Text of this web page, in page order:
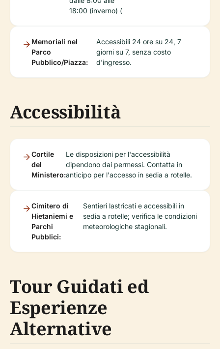
18:00 (inverno) (
Memoriali nel
Parco
Pubblico/Piazza:
Accessibili 24 ore su 24, 7
giorni su 7, senza costo
d'ingresso.
Accessibilità
Cortile
del
Ministero:
Le disposizioni per l'accessibilità
dipendono dai permessi. Contatta in
anticipo per l'accesso in sedia a rotelle.
Cimitero di
Hietaniemi e
Parchi
Pubblici:
Sentieri lastricati e accessibili in
sedia a rotelle; verifica le condizioni
meteorologiche stagionali.
Tour Guidati ed
Esperienze
Alternative